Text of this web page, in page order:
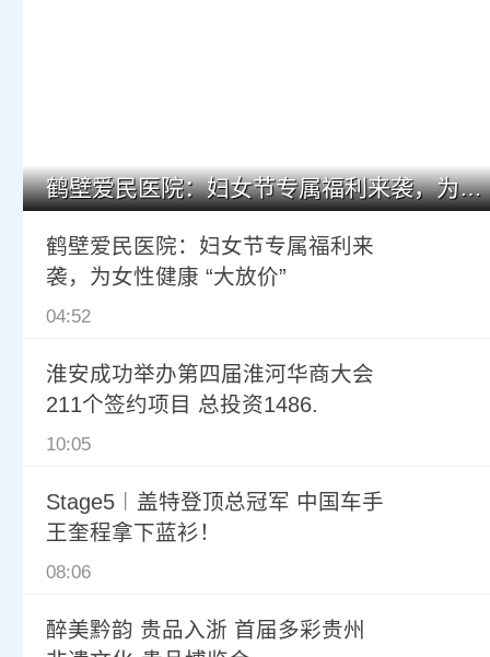
鹤壁爱民医院：妇女节专属福利来袭，为女性健康 “大放价”
鹤壁爱民医院：妇女节专属福利来
袭，为女性健康 “大放价”
04:52
淮安成功举办第四届淮河华商大会
211个签约项目 总投资1486.
10:05
Stage5︱盖特登顶总冠军 中国车手
王奎程拿下蓝衫！
08:06
醉美黔韵 贵品入浙 首届多彩贵州